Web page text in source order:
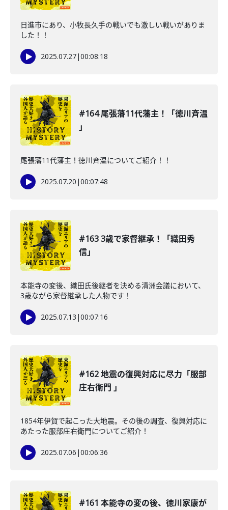
日進市にあり、小牧長久手の戦いでも激しい戦いがありま
した！！
2025.07.27|00:08:18
#164 尾張藩11代藩主！「徳川斉温
」
尾張藩11代藩主！徳川斉温についてご紹介！！
2025.07.20 |00:07:48
#163 3歳で家督継承！「織田秀
信」
本能寺の変後、織田氏後継者を決める清洲会議において、
3歳ながら家督継承した人物です！
2025.07.13 |00:07:16
#162 地震の復興対応に尽力「服部
庄右衛門 」
1854年伊賀で起こった大地震。その後の調査、復興対応に
あたった服部庄右衛門についてご紹介！
2025.07.06 |00:06:36
#161 本能寺の変の後、徳川家康が